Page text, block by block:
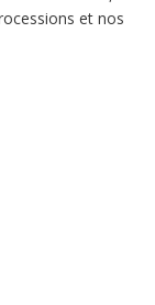
et nos